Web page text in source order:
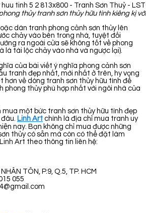
thủy tranh sơn thủy hữu tình kiêng kị
dán tranh phong cảnh sơn thủy lên
chảy vào bên trong nhà, tuyệt đối
ra ngoài cửa sẽ không tốt về phong
là tài lộc chảy vào nhà và ngược lại).
của bài viết ý nghĩa phong cảnh sơn
tranh đẹp nhất, mới nhất ở trên, hy vọng
hơn về dòng tranh sơn thủy hữu tình để
phong thủy phù hợp nhất với ngôi nhà của
mua một bức tranh sơn thủy hữu tình đẹp
Linh Art chính là địa chỉ mua tranh uy
nay. Bạn không chỉ mua được những
thủy có sẵn mà còn có thể đặt làm
Art theo thông tin liên hệ:
TÔN, P.9, Q.5, TP. HCM
055